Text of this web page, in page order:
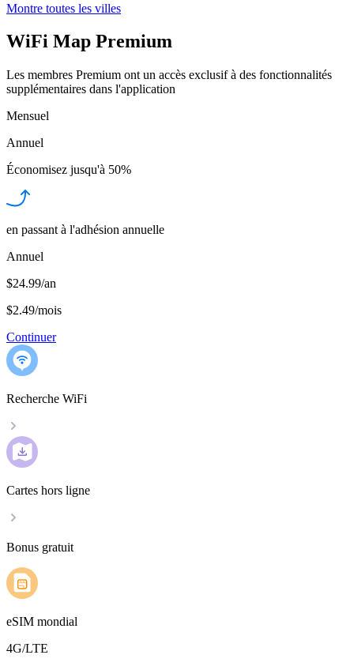
Montre toutes les villes
WiFi Map Premium
Les membres Premium ont un accès exclusif à des fonctionnalités
supplémentaires dans l'application
Mensuel
Annuel
Économisez jusqu'à 50%
en passant à l'adhésion annuelle
Annuel
$24.99/an
$2.49/mois
Continuer
Recherche WiFi
Cartes hors ligne
Bonus gratuit
eSIM mondial
4G/LTE